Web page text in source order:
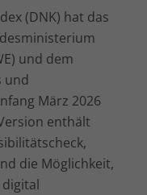
(DNK) hat das
und dem
und
März 2026
enthält
die Möglichkeit,